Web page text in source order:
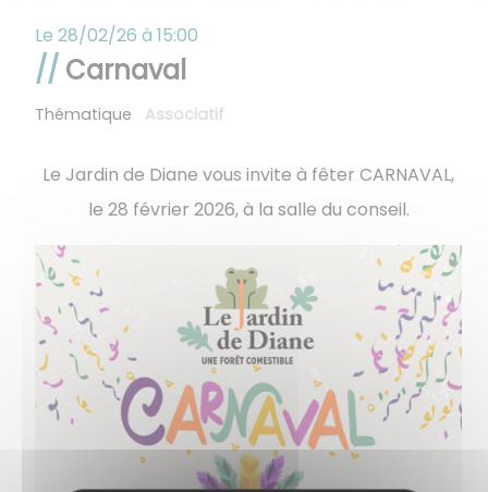
Le 28/02/26 à 15:00
Carnaval
Thématique Associatif
Le Jardin de Diane vous invite à fêter CARNAVAL,
le 28 février 2026, à la salle du conseil.